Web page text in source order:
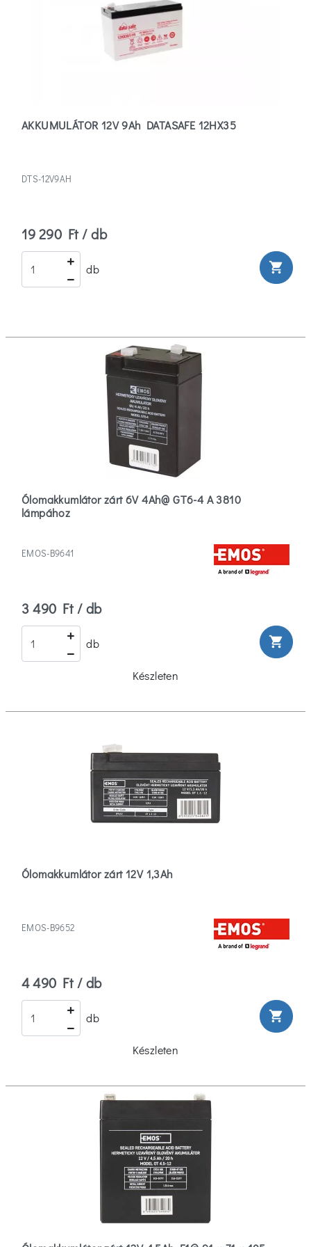
AKKUMULÁTOR 12V 9Ah DATASAFE 12HX35
DTS-12V9AH
19 290 Ft / db
db shopping_cart
Ólomakkumlátor zárt 6V 4Ah@ GT6-4 A 3810
lámpához
EMOS-B9641
3 490 Ft / db
db shopping_cart
Készleten
Ólomakkumlátor zárt 12V 1,3Ah
EMOS-B9652
4 490 Ft / db
db shopping_cart
Készleten